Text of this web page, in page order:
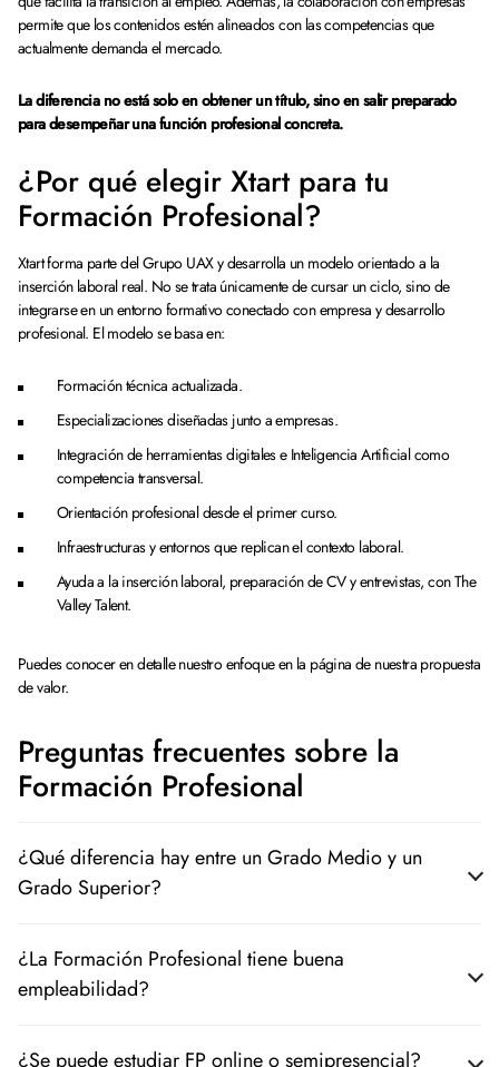
permite que los contenidos estén alineados con las competencias que
actualmente demanda el mercado.
La diferencia no está solo en obtener un título, sino en salir preparado
para desempeñar una función profesional concreta.
¿Por qué elegir Xtart para tu
Formación Profesional?
Xtart forma parte del Grupo UAX y desarrolla un modelo orientado a la
inserción laboral real. No se trata únicamente de cursar un ciclo, sino de
integrarse en un entorno formativo conectado con empresa y desarrollo
profesional. El modelo se basa en:
Formación técnica actualizada.
Especializaciones diseñadas junto a empresas.
Integración de herramientas digitales e Inteligencia Artificial como
competencia transversal.
Orientación profesional desde el primer curso.
Infraestructuras y entornos que replican el contexto laboral.
Ayuda a la inserción laboral, preparación de CV y entrevistas, con The
Valley Talent.
Puedes conocer en detalle nuestro enfoque en la página de nuestra propuesta
de valor.
Preguntas frecuentes sobre la
Formación Profesional
¿Qué diferencia hay entre un Grado Medio y un
Grado Superior?
¿La Formación Profesional tiene buena
empleabilidad?
¿Se puede estudiar FP online o semipresencial?